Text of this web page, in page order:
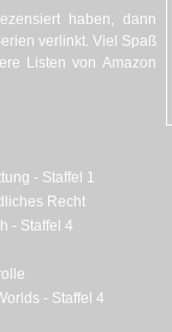
haben, dann
verlinkt. Viel Spaß
Listen von Amazon
- Staffel 1
Recht
- Staffel 4
- Staffel 4